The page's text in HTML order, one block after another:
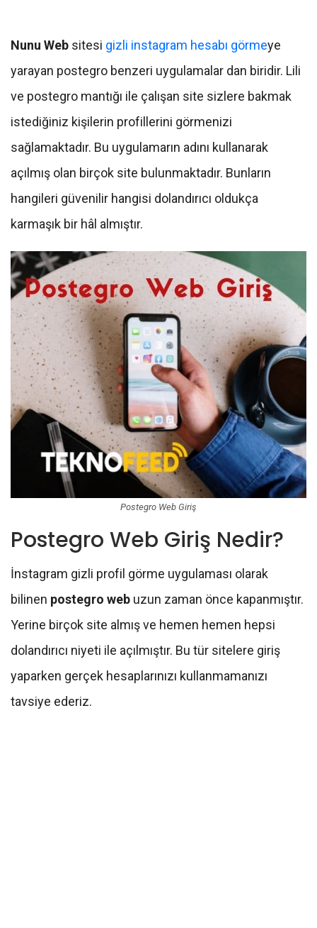
Nunu Web sitesi gizli instagram hesabı görmeye
yarayan postegro benzeri uygulamalar dan biridir. Lili
ve postegro mantığı ile çalışan site sizlere bakmak
istediğiniz kişilerin profillerini görmenizi
sağlamaktadır. Bu uygulamarın adını kullanarak
açılmış olan birçok site bulunmaktadır. Bunların
hangileri güvenilir hangisi dolandırıcı oldukça
karmaşık bir hâl almıştır.
Postegro Web Giriş
Postegro Web Giriş Nedir?
İnstagram gizli profil görme uygulaması olarak
bilinen postegro web uzun zaman önce kapanmıştır.
Yerine birçok site almış ve hemen hemen hepsi
dolandırıcı niyeti ile açılmıştır. Bu tür sitelere giriş
yaparken gerçek hesaplarınızı kullanmamanızı
tavsiye ederiz.